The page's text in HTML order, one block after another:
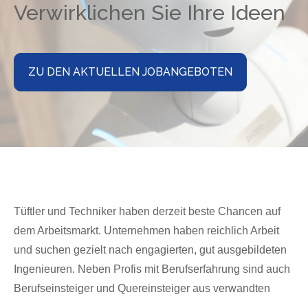
Verwirklichen Sie Ihre Ideen
ZU DEN AKTUELLEN JOBANGEBOTEN
Tüftler und Techniker haben derzeit beste Chancen auf
dem Arbeitsmarkt. Unternehmen haben reichlich Arbeit
und suchen gezielt nach engagierten, gut ausgebildeten
Ingenieuren. Neben Profis mit Berufserfahrung sind auch
Berufseinsteiger und Quereinsteiger aus verwandten